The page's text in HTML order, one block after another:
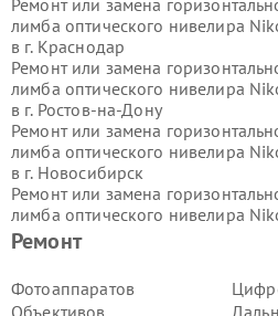
Ремонт
Фотоаппаратов
Объективов
Ремонт или замена
лимба оптического нивелира
в г. Краснодар
Ремонт или замена
лимба оптического нивелира
в г. Ростов-на-Дону
Ремонт или замена
лимба оптического нивелира
в г. Новосибирск
Ремонт или замена
лимба оптического нивелира
в г.Екатеринбург
лимба оптического нивелира
в г.Казань